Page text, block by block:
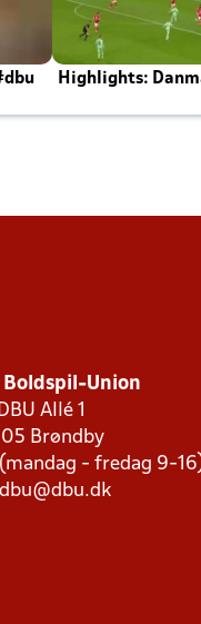
Highlights:
Boldspil-Union
Allé 1
Brøndby
- fredag 9-
dbu@dbu.dk